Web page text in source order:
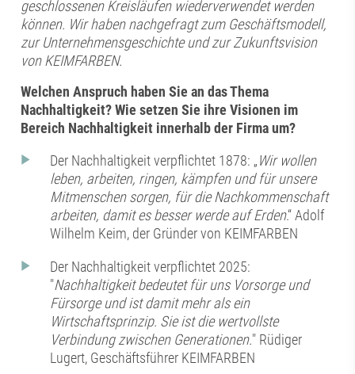
geschlossenen Kreisläufen wiederverwendet werden
können. Wir haben nachgefragt zum Geschäftsmodell,
zur Unternehmensgeschichte und zur Zukunftsvision
von KEIMFARBEN.
Welchen Anspruch haben Sie an das Thema
Nachhaltigkeit? Wie setzen Sie ihre Visionen im
Bereich Nachhaltigkeit innerhalb der Firma um?
Der Nachhaltigkeit verpflichtet 1878: „Wir wollen
leben, arbeiten, ringen, kämpfen und für unsere
Mitmenschen sorgen, für die Nachkommenschaft
arbeiten, damit es besser werde auf Erden.“ Adolf
Wilhelm Keim, der Gründer von KEIMFARBEN
Der Nachhaltigkeit verpflichtet 2025:
"Nachhaltigkeit bedeutet für uns Vorsorge und
Fürsorge und ist damit mehr als ein
Wirtschaftsprinzip. Sie ist die wertvollste
Verbindung zwischen Generationen." Rüdiger
Lugert, Geschäftsführer KEIMFARBEN